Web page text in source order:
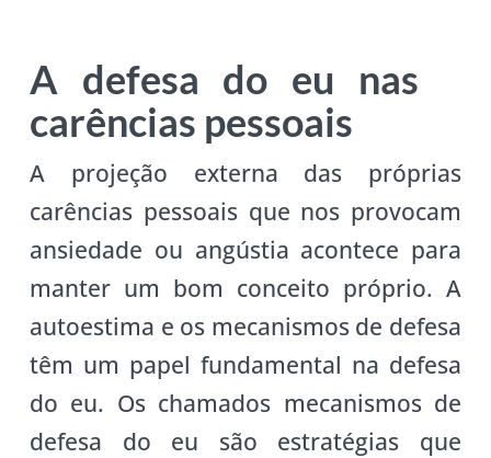
A defesa do eu nas
carências pessoais
A projeção externa das próprias
carências pessoais que nos provocam
ansiedade ou angústia acontece para
manter um bom conceito próprio. A
autoestima e os mecanismos de defesa
têm um papel fundamental na defesa
do eu. Os chamados mecanismos de
defesa do eu são estratégias que